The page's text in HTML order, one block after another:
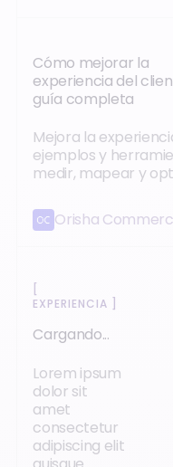
Cómo mejorar la
experiencia del
guía completa
Mejora la
ejemplos y
medir, mapear y
Orisha
EXPERIENCIA
Cargando...
Lorem ipsum
dolor sit
amet
consectetur
adipiscing elit